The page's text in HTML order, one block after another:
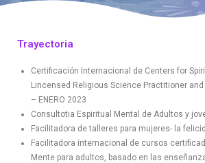
Trayectoria
Certificación Internacional de Centers for
Lincensed Religious Science Practitioner and
– ENERO 2023
Consultotia Espiritual Mental de Adultos y
Facilitadora de talleres para mujeres- la
Facilitadora internacional de cursos
Mente para adultos, basado en las